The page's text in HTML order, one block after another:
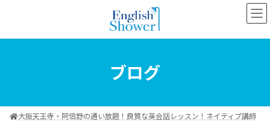
ン
ー
ブログ
大阪天王寺・阿倍野の通い放題！良質な英会話レッスン！ネイティブ講師